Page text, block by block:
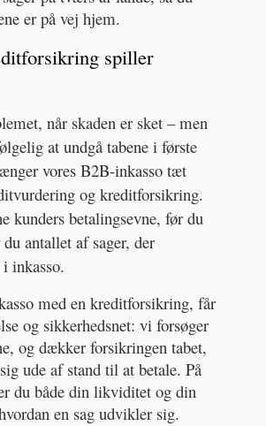
er på vej hjem.
spiller
når skaden er sket – men
at undgå tabene i første
vores B2B-inkasso tæt
og kreditforsikring.
kunders betalingsevne, før du
antallet af sager, der
i inkasso.
med en kreditforsikring, får
og sikkerhedsnet: vi forsøger
og dækker forsikringen tabet,
ude af stand til at betale. På
du både din likviditet og din
en sag udvikler sig.